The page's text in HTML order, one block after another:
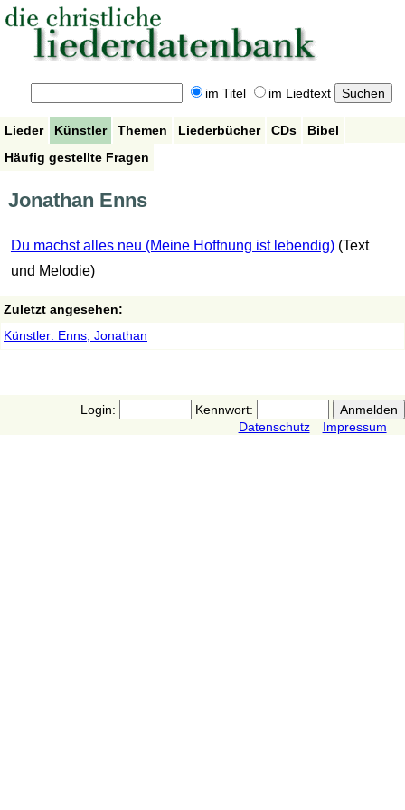
im Titel im Liedtext
Lieder Künstler Themen Liederbücher CDs
Bibel
Häufig gestellte Fragen
Jonathan Enns
Du machst alles neu (Meine Hoffnung ist lebendig) (Text
und Melodie)
Zuletzt angesehen:
Künstler: Enns, Jonathan
Login:
Kennwort:
Datenschutz
Impressum